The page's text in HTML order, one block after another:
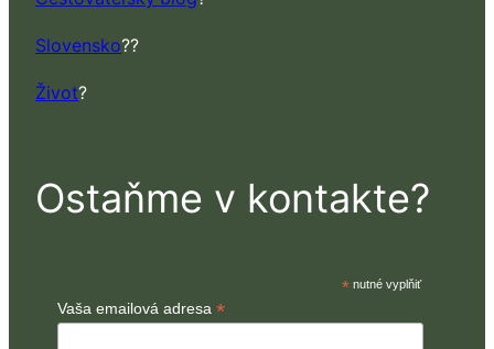
Slovensko??
Život?
Ostaňme v kontakte?
* nutné vyplňiť
Vaša emailová adresa *